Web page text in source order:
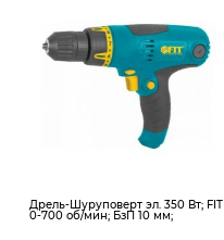
Дрель-Шуруповерт эл. 350 Вт; FIT
0-700 об/мин; БзП 10 мм;